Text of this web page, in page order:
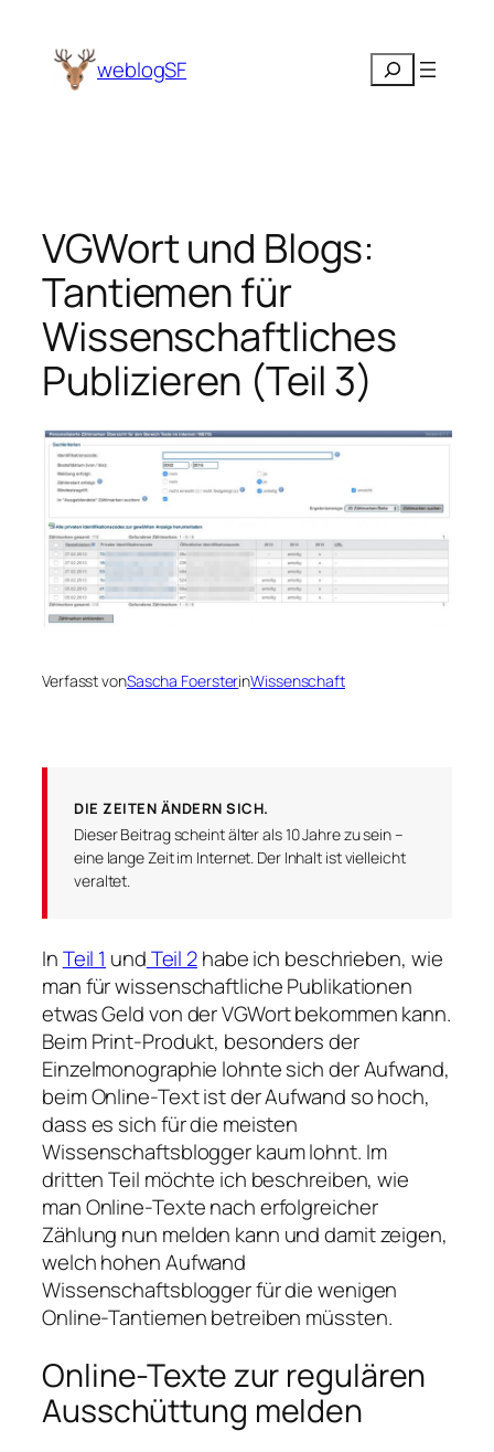
Inhalt
springen weblogSF Suchen
VGWort und Blogs:
Tantiemen für
Wissenschaftliches
Publizieren (Teil 3)
Verfasst vonSascha FoersterinWissenschaft
DIE ZEITEN ÄNDERN SICH.
Dieser Beitrag scheint älter als 10 Jahre zu sein –
eine lange Zeit im Internet. Der Inhalt ist vielleicht
veraltet.
InTeil 1 undTeil 2habe ich beschrieben, wie
man für wissenschaftliche Publikationen
etwas Geld von der VGWort bekommen kann.
Beim Print-Produkt, besonders der
Einzelmonographie lohnte sich der Aufwand,
beim Online-Text ist der Aufwand so hoch,
dass es sich für die meisten
Wissenschaftsblogger kaum lohnt. Im
dritten Teil möchte ich beschreiben, wie
man Online-Texte nach erfolgreicher
Zählung nun melden kann und damit zeigen,
welch hohen Aufwand
Wissenschaftsblogger für die wenigen
Online-Tantiemen betreiben müssten.
Online-Texte zur regulären
Ausschüttung melden